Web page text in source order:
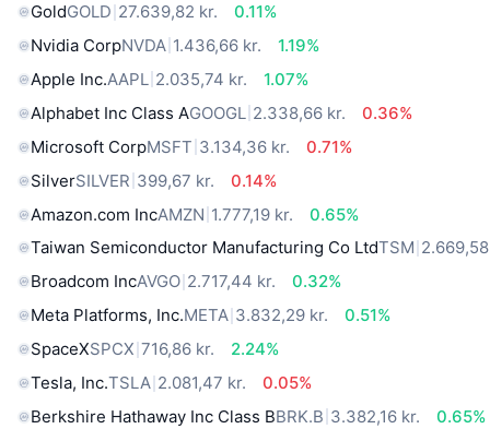
GoldGOLD 27.639,82 kr.
0.11%
Nvidia CorpNVDA 1.436,66 kr.
1.19%
Apple Inc.AAPL 2.035,74 kr.
1.07%
Alphabet Inc Class AGOOGL 2.338,66 kr.
0.36%
Microsoft CorpMSFT 3.134,36 kr.
0.71%
SilverSILVER 399,67 kr.
0.14%
Amazon.com IncAMZN 1.777,19 kr.
0.65%
Taiwan Semiconductor Manufacturing Co LtdTSM
Broadcom IncAVGO 2.717,44 kr.
0.32%
Meta Platforms, Inc.META 3.832,29 kr.
0.51%
SpaceXSPCX 716,86 kr.
2.24%
Tesla, Inc.TSLA 2.081,47 kr.
0.05%
Berkshire Hathaway Inc Class BBRK.B 3.382,16 kr.
0.65%